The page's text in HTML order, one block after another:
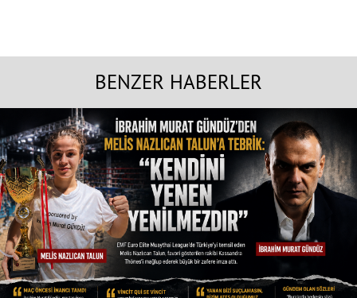
BENZER HABERLER